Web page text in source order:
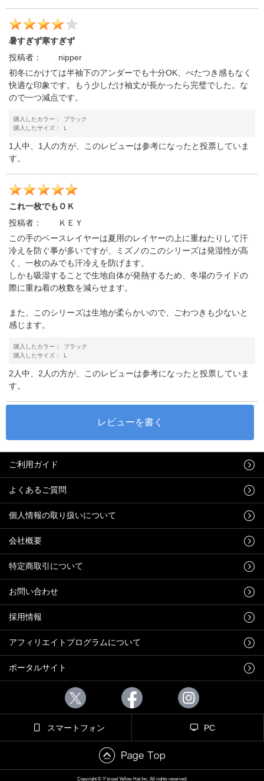
暑すぎず寒すぎず
投稿者：
nipper
初冬にかけては半袖下のアンダーでも十分OK、べたつき感もなく
快適な印象です。もう少しだけ袖丈が長かったら完璧でした。な
ので一つ減点です。
購入したカラー：
ブラック
購入したサイズ：
L
1人中、1人の方が、このレビューは参考になったと投票していま
す。
これ一枚でもＯＫ
投稿者：
ＫＥＹ
この手のベースレイヤーは夏用のレイヤーの上に重ねたりして汗
冷えを防ぐ事が多いですが、ミズノのこのシリーズは発湿性が高
く、一枚のみでも汗冷えを防げます。
しかも吸湿することで生地自体が発熱するため、冬場のライドの
際に重ね着の枚数を減らせます。
また、このシリーズは生地が柔らかいので、ごわつきも少ないと
感じます。
購入したカラー：
ブラック
購入したサイズ：
L
2人中、2人の方が、このレビューは参考になったと投票していま
す。
ご利用ガイド
よくあるご質問
個人情報の取り扱いについて
会社概要
特定商取引について
お問い合わせ
採用情報
アフィリエイトプログラムについて
ポータルサイト
スマートフォン PC
Copyright © Y'sroad Yellow Hat Inc. All rights reserved.